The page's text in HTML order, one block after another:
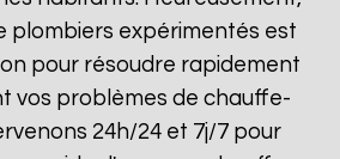
plombiers expérimentés est
pour résoudre rapidement
vos problèmes de chauffe-
24h/24 et 7j/7 pour